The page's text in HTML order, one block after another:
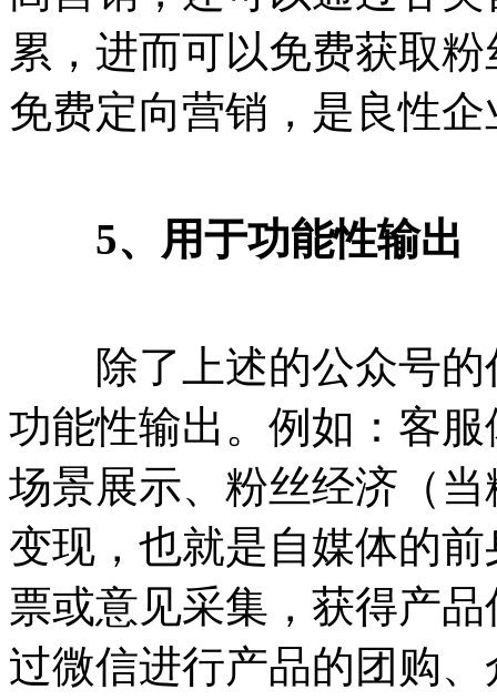
累，进而可以免费获取
免费定向营销，是良性
5、用于功能性输出
除了上述的公众号
功能性输出。例如：客
场景展示、粉丝经济（
变现，也就是自媒体的
票或意见采集，获得产
过微信进行产品的团购